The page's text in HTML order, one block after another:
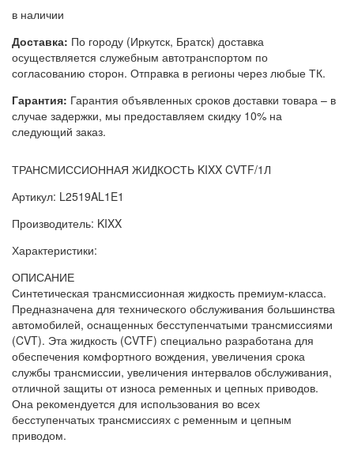
в наличии
Доставка: По городу (Иркутск, Братск) доставка
осуществляется служебным автотранспортом по
согласованию сторон. Отправка в регионы через любые ТК.
Гарантия: Гарантия объявленных сроков доставки товара – в
случае задержки, мы предоставляем скидку 10% на
следующий заказ.
ТРАНСМИССИОННАЯ ЖИДКОСТЬ KIXX CVTF/1Л
Артикул: L2519AL1E1
Производитель: KIXX
Характеристики:
ОПИСАНИЕ
Синтетическая трансмиссионная жидкость премиум-класса.
Предназначена для технического обслуживания большинства
автомобилей, оснащенных бесступенчатыми трансмиссиями
(CVT). Эта жидкость (CVTF) специально разработана для
обеспечения комфортного вождения, увеличения срока
службы трансмиссии, увеличения интервалов обслуживания,
отличной защиты от износа ременных и цепных приводов.
Она рекомендуется для использования во всех
бесступенчатых трансмиссиях с ременным и цепным
приводом.